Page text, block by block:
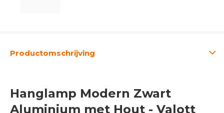
Productomschrijving
Hanglamp Modern Zwart
Aluminium met Hout - Valott